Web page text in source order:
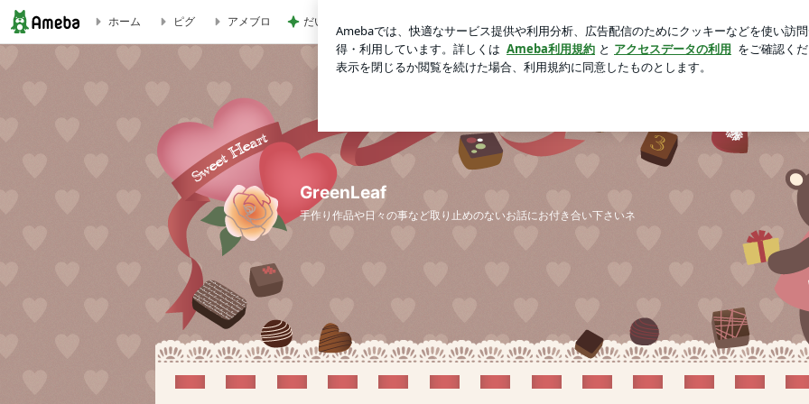
ホーム ピグ アメブロ だいた 似合う気がする息子のTシャツ 新規登録
GreenLeaf
手作り作品や日々の事など取り止めのないお話にお付き合い下さいネ